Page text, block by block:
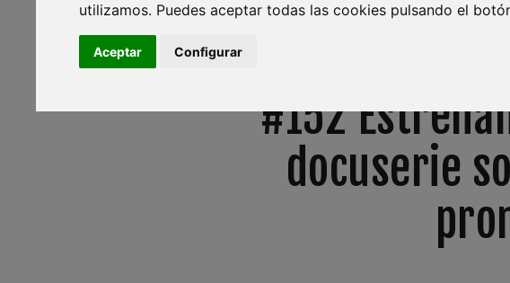
utilizamos. Puedes aceptar todas las cookies pulsando el
Aceptar Configurar
#152
docuserie